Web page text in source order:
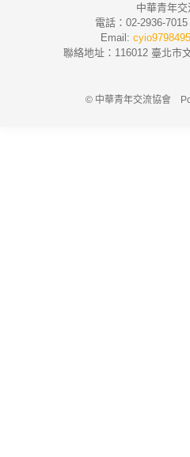
中華青年
電話：02-2936-
Email:
聯絡地址：116012 臺北市
© 中華青年交流協會